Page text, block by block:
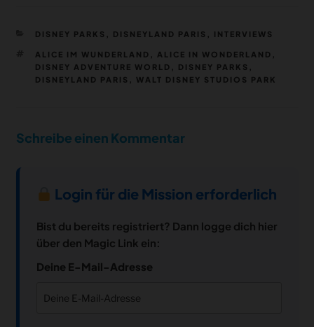
KATEGORIEN
DISNEY PARKS DISNEYLAND PARIS INTERVIEWS
SCHLAGWÖRTER
ALICE IM WUNDERLAND ALICE IN WONDERLAND
DISNEY ADVENTURE WORLD
DISNEY PARKS
DISNEYLAND PARIS
WALT DISNEY STUDIOS PARK
Schreibe einen Kommentar
Login für die Mission erforderlich
Bist du bereits registriert? Dann logge dich hier
über den Magic Link ein:
Deine E-Mail-Adresse